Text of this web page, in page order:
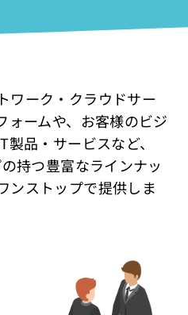
ワーク・クラウドサー
ームや、 お客様のビジ
品・サービスなど、
持つ豊富なラインナッ
ンストップで提供しま